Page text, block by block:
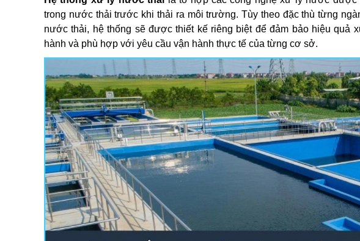
trong nước thải trước khi thải ra môi trường. Tùy theo đặc thù từng
nước thải, hệ thống sẽ được thiết kế riêng biệt để đảm bảo hiệu quả
hành và phù hợp với yêu cầu vận hành thực tế của từng cơ sở.